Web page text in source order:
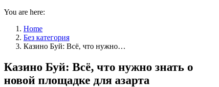
You are here:
Home
Без категория
Казино Буй: Всё, что нужно…
Казино Буй: Всё, что нужно знать о
новой площадке для азарта